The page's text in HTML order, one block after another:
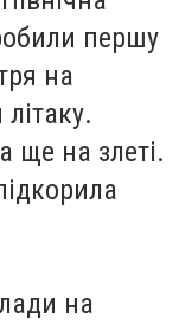
першу
на
ще на злеті.
на